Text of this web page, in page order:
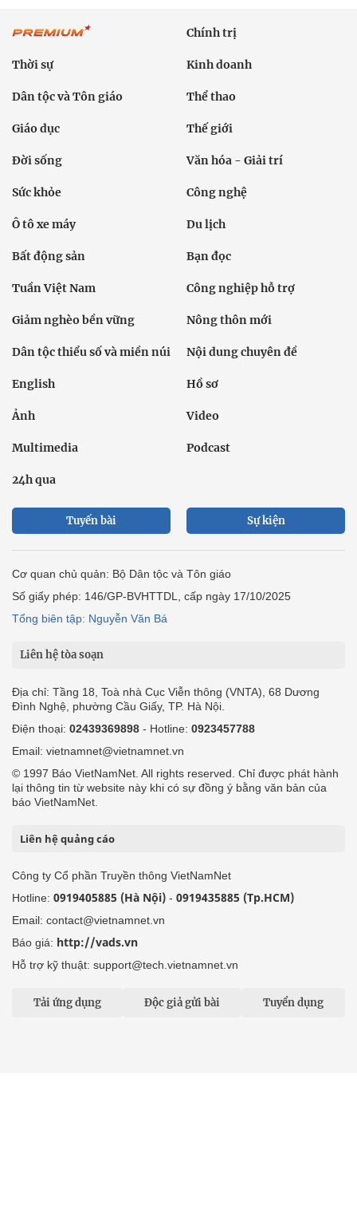
Chính trị
Thời sự Kinh doanh
Dân tộc và Tôn giáo Thể thao
Giáo dục Thế giới
Đời sống Văn hóa - Giải trí
Sức khỏe Công nghệ
Ô tô xe máy Du lịch
Bất động sản Bạn đọc
Tuần Việt Nam Công nghiệp hỗ trợ
Giảm nghèo bền vững Nông thôn mới
Dân tộc thiểu số và miền núi Nội dung chuyên đề
English Hồ sơ
Ảnh Video
Multimedia Podcast
24h qua
Tuyến bài Sự kiện
Cơ quan chủ quản: Bộ Dân tộc và Tôn giáo
Số giấy phép: 146/GP-BVHTTDL, cấp ngày 17/10/2025
Tổng biên tập: Nguyễn Văn Bá
Liên hệ tòa soạn
Địa chỉ: Tầng 18, Toà nhà Cục Viễn thông (VNTA), 68 Dương
Đình Nghệ, phường Cầu Giấy, TP. Hà Nội.
Điện thoại: 02439369898 - Hotline: 0923457788
Email: vietnamnet@vietnamnet.vn
© 1997 Báo VietNamNet. All rights reserved. Chỉ được phát hành
lại thông tin từ website này khi có sự đồng ý bằng văn bản của
báo VietNamNet.
Liên hệ quảng cáo
Công ty Cổ phần Truyền thông VietNamNet
Hotline: 0919405885 (Hà Nội) - 0919435885 (Tp.HCM)
Email: contact@vietnamnet.vn
Báo giá: http://vads.vn
Hỗ trợ kỹ thuật: support@tech.vietnamnet.vn
Tải ứng dụng Độc giả gửi bài Tuyển dụng